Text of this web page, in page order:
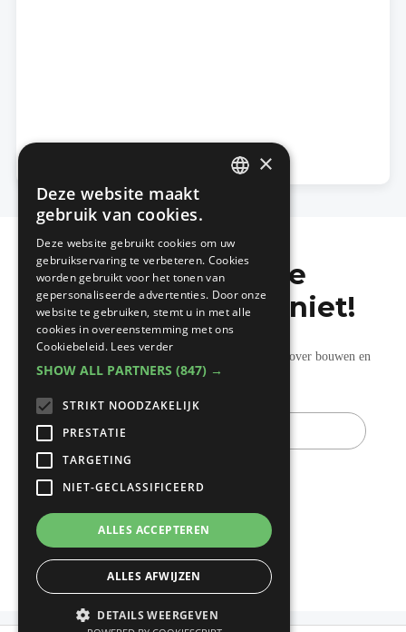
Mis de laatste
bouwnieuwtjes niet!
Ontvang onze wekelijkse updates vol nuttige tips over bouwen en
verbouwen.
E-
mail
×
Deze website maakt
gebruik van cookies.
Deze website gebruikt cookies om uw
gebruikservaring te verbeteren. Cookies
worden gebruikt voor het tonen van
gepersonaliseerde advertenties. Door onze
website te gebruiken, stemt u in met alle
cookies in overeenstemming met ons
Cookiebeleid. Lees verder
SHOW ALL PARTNERS (847) →
STRIKT NOODZAKELIJK
PRESTATIE
TARGETING
NIET-GECLASSIFICEERD
ALLES ACCEPTEREN
ALLES AFWIJZEN
DETAILS WEERGEVEN